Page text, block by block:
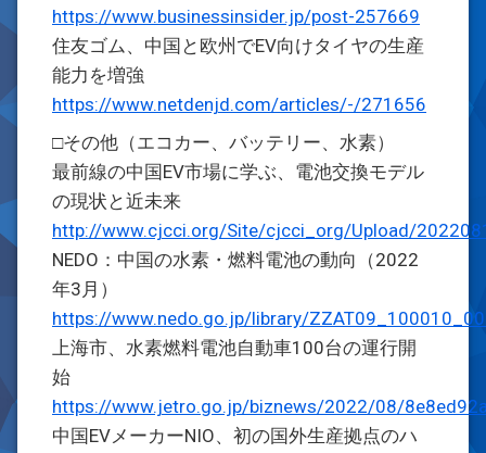
https://www.businessinsider.jp/post-257669
住友ゴム、中国と欧州でEV向けタイヤの生産
能力を増強
https://www.netdenjd.com/articles/-/271656
□その他（エコカー、バッテリー、水素）
最前線の中国EV市場に学ぶ、電池交換モデル
の現状と近未来
http://www.cjcci.org/Site/cjcci_org/Upload/
NEDO：中国の水素・燃料電池の動向（2022
年3月）
https://www.nedo.go.jp/library/
上海市、水素燃料電池自動車100台の運行開
始
https://www.jetro.go.jp/biznews/2022/08/
中国EVメーカーNIO、初の国外生産拠点のハ